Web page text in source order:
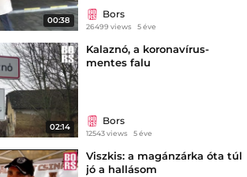
00:38
Bors
26499 views 5 éve
02:14
Kalaznó, a koronavírus-
mentes falu
Bors
12543 views 5 éve
Viszkis: a magánzárka óta túl
jó a hallásom